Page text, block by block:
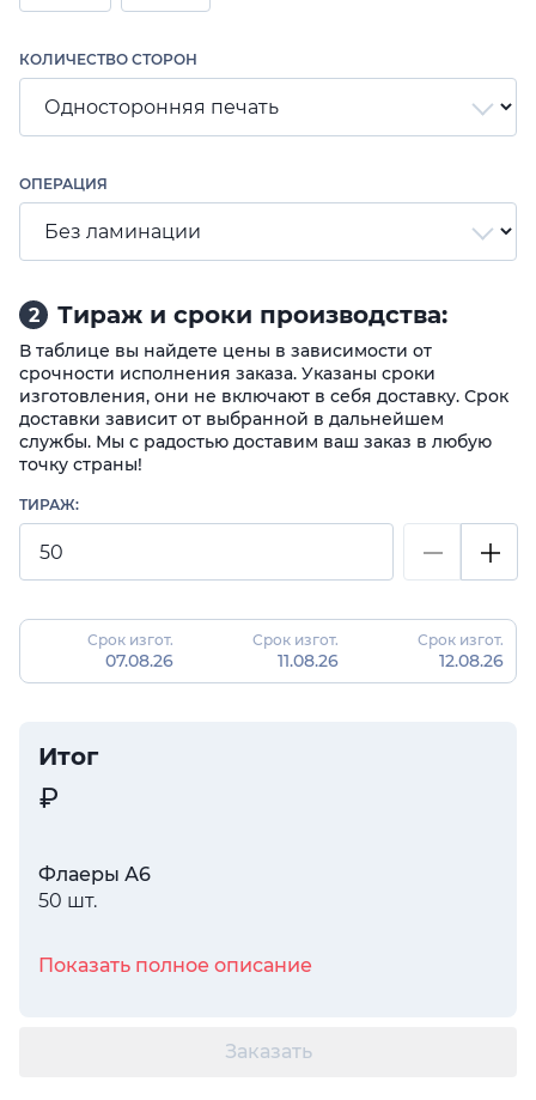
КОЛИЧЕСТВО СТОРОН
ОПЕРАЦИЯ
2 Тираж и сроки производства:
В таблице вы найдете цены в зависимости от
срочности исполнения заказа. Указаны сроки
изготовления, они не включают в себя доставку. Срок
доставки зависит от выбранной в дальнейшем
службы. Мы с радостью доставим ваш заказ в любую
точку страны!
ТИРАЖ:
Срок изгот.
07.08.26
Срок изгот.
11.08.26
Срок изгот.
12.08.26
Итог
Флаеры А6
50 шт.
Показать полное описание
Заказать